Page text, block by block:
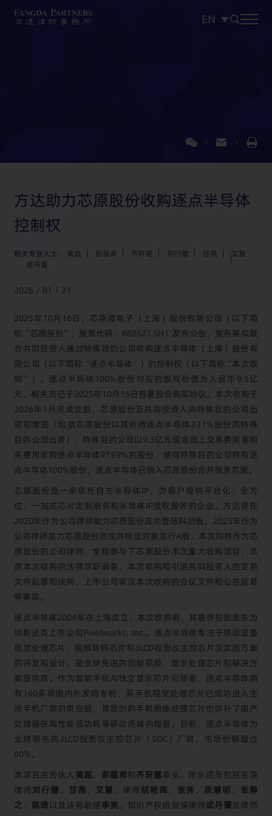
EN
方达助力芯原股份收购逐点半导体
控制权
相关专业人士： 黄超 彭蕴希 齐轩霆 刘行健 甘燕
艾慧
武丹蕾
2026 / 01 / 21
2025年10月16日，芯原微电子（上海）股份有限公司（以下简
称“芯原股份”，股票代码：688521.SH）发布公告，宣布其拟联
合共同投资人通过特殊目的公司收购逐点半导体（上海）股份有
限公司（以下简称“逐点半导体”）的控制权（以下简称“本次收
购”）。逐点半导体100%股份对应的股权价值为人民币9.5亿
元，相关方已于2025年10月15日签署股份购买协议。本次收购于
2026年1月完成交割，芯原股份及共同投资人向特殊目的公司出
资和增资（包括芯原股份以其所持逐点半导体2.11%股份向特殊
目的公司出资），特殊目的公司以9.3亿元现金加上交易费用等相
关费用收购逐点半导体97.89%的股份，使得特殊目的公司持有逐
点半导体100%股份，逐点半导体已纳入芯原股份合并报表范围。
芯原股份是一家依托自主半导体IP，为客户提供平台化、全方
位、一站式芯片定制服务和半导体IP授权服务的企业。方达曾在
2020年作为公司律师助力芯原股份成功登陆科创板、2025年作为
公司律师助力芯原股份完成向特定对象发行A股，本次同样作为芯
原股份的公司律师，全程参与了芯原股份本次重大收购项目，负
责本次收购的法律尽职调查、本次收购和引进共同投资人的交易
文件起草和谈判、上市公司审议本次收购的会议文件和公告起草
等事项。
逐点半导体2004年在上海成立，本次收购前，其最终控股股东为
纳斯达克上市公司Pixelworks, Inc.。逐点半导体专注于移动设备
视觉处理芯片、视频转码芯片和3LCD投影仪主控芯片及实施方案
的开发和设计，是全球先进的创新视频、显示处理芯片和解决方
案提供商。作为智能手机AI独立显示芯片引领者，逐点半导体拥
有160多项国内外发明专利，其手机视觉处理芯片已成功进入主
流手机厂商的供应链，其首创的手机图像处理芯片也弥补了国产
处理器在高性能低功耗等移动终端的短板。目前，逐点半导体为
全球领先的3LCD投影仪主控芯片（SOC）厂商，市场份额超过
80%。
本项目由合伙人 黄超 、 彭蕴希和齐轩霆牵头，团队成员包括资深
律师 刘行健 、 甘燕 、 艾慧 ，律师 胡艳晖 、 张秀 、 段慧明 、 张静
之 、 陈琦 以及法务助理 李爽 。知识产权组资深律师武丹蕾及律师